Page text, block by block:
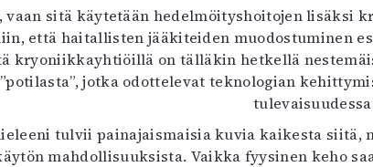
sitä käytetään hedelmöityshoitojen lisäksi
että haitallisten jääkiteiden muodostuminen
kryoniikkayhtiöillä on tälläkin hetkellä
jotka odottelevat teknologian
tulvii painajaismaisia kuvia kaikesta
mahdollisuuksista. Vaikka fyysinen keho